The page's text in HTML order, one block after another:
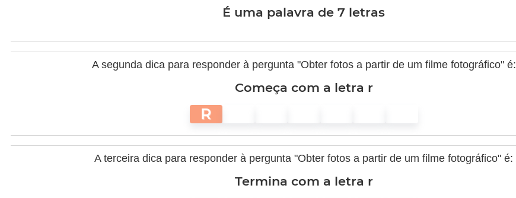
É uma palavra de 7 letras
A segunda dica para responder à pergunta "Obter fotos a partir de um filme fotográfico" é:
Começa com a letra r
R
A terceira dica para responder à pergunta "Obter fotos a partir de um filme fotográfico" é:
Termina com a letra r